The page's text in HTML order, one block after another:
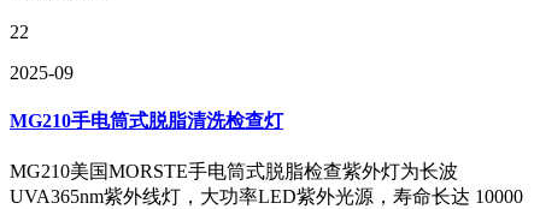
22
2025-09
MG210手电筒式脱脂清洗检查灯
MG210美国MORSTE手电筒式脱脂检查紫外灯为长波
UVA365nm紫外线灯，大功率LED紫外光源，寿命长达 10000